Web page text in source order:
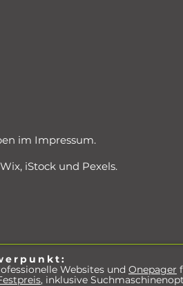
im Impressum.
iStock und Pexels.
Websites und Onepager
, inklusive